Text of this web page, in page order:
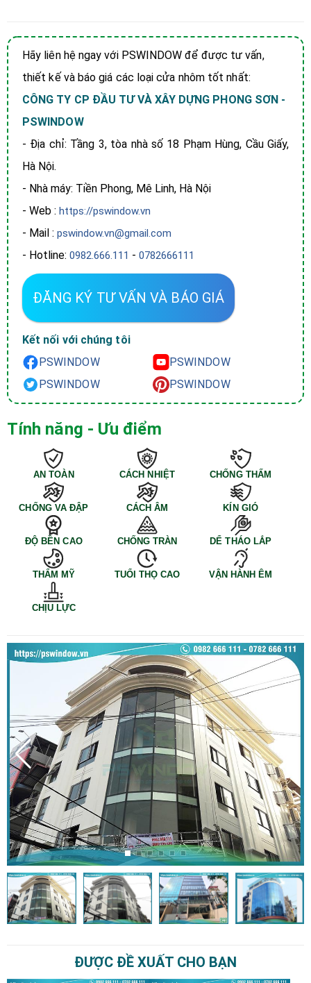
Hãy liên hệ ngay với PSWINDOW để được tư vấn,
thiết kế và báo giá các loại cửa nhôm tốt nhất:
CÔNG TY CP ĐẦU TƯ VÀ XÂY DỰNG PHONG SƠN -
PSWINDOW
- Địa chỉ: Tầng 3, tòa nhà số 18 Phạm Hùng, Cầu Giấy,
Hà Nội.
- Nhà máy: Tiền Phong, Mê Linh, Hà Nội
- Web : https://pswindow.vn
- Mail : pswindow.vn@gmail.com
- Hotline: 0982.666.111 - 0782666111
ĐĂNG KÝ TƯ VẤN VÀ BÁO GIÁ
Kết nối với chúng tôi
PSWINDOW
PSWINDOW
PSWINDOW
PSWINDOW
Tính năng - Ưu điểm
AN TOÀN CÁCH NHIỆT CHỐNG THẤM
CHỐNG VA ĐẬP CÁCH ÂM KÍN GIÓ
ĐỘ BỀN CAO CHỐNG TRÀN DỂ THÁO LẮP
THẨM MỸ TUỔI THỌ CAO VẬN HÀNH ÊM
CHỊU LỰC
ĐƯỢC ĐỀ XUẤT CHO BẠN